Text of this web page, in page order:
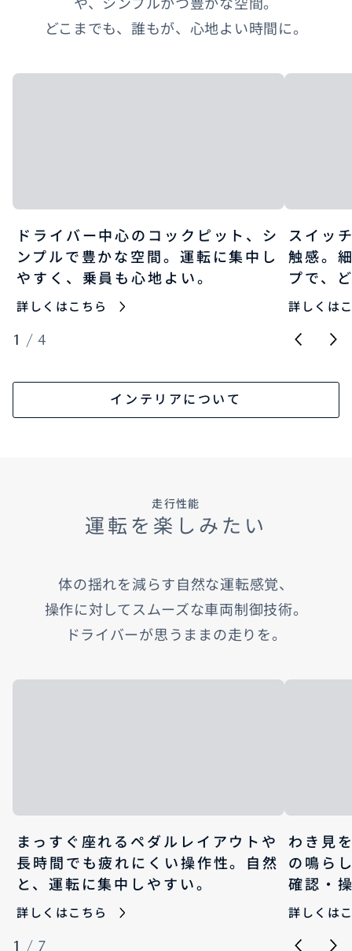
どこまでも、誰もが、心地よい時間に。
ドライバー中心のコックピット、シ
ンプルで豊かな空間。運転に集中し
やすく、乗員も心地よい。
詳しくはこちら
スイッ
触感。
プで、
詳しくは
1 / 4
インテリアについて
走行性能
運転を楽しみたい
体の揺れを減らす自然な運転感覚、
操作に対してスムーズな車両制御技術。​
ドライバーが思うままの走りを。​
まっすぐ座れるペダルレイアウトや
長時間でも疲れにくい操作性。自然
と、運転に集中しやすい。
詳しくはこちら
わき見
の鳴ら
確認・
詳しくは
1 / 7